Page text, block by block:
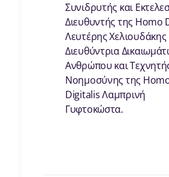
Συνιδρυτής και
Διευθυντής της Homo
Λευτέρης Χελιουδάκης
Διευθύντρια
Ανθρώπου και
Νοημοσύνης της
Digitalis Λαμπρινή
Γυφτοκώστα.